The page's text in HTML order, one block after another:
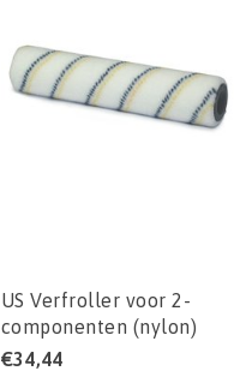
US Verfroller voor 2-
componenten (nylon)
€34,44